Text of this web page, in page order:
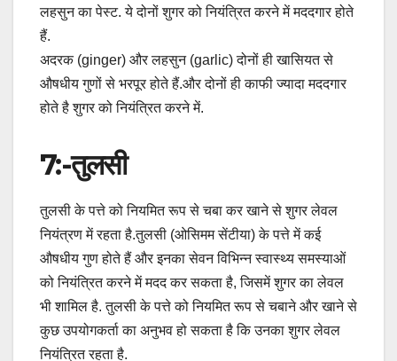
लहसुन का पेस्ट. ये दोनों शुगर को नियंत्रित करने में मददगार होते
हैं.
अदरक (ginger) और लहसुन (garlic) दोनों ही खासियत से
औषधीय गुणों से भरपूर होते हैं.और दोनों ही काफी ज्यादा मददगार
होते है शुगर को नियंत्रित करने में.
7:-तुलसी
तुलसी के पत्ते को नियमित रूप से चबा कर खाने से शुगर लेवल
नियंत्रण में रहता है.तुलसी (ओसिमम सेंटीया) के पत्ते में कई
औषधीय गुण होते हैं और इनका सेवन विभिन्न स्वास्थ्य समस्याओं
को नियंत्रित करने में मदद कर सकता है, जिसमें शुगर का लेवल
भी शामिल है. तुलसी के पत्ते को नियमित रूप से चबाने और खाने से
कुछ उपयोगकर्ता का अनुभव हो सकता है कि उनका शुगर लेवल
नियंत्रित रहता है.